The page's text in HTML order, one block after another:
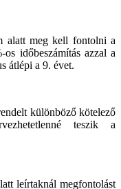
alatt meg kell fontolni a
időbeszámítás azzal a
átlépi a 9. évet.
különböző kötelező
teszik a
leírtaknál megfontolást